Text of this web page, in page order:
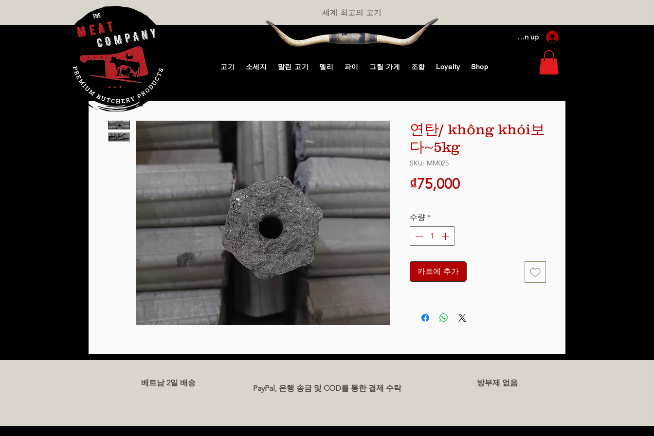
세계 최고의 고기
Log In / Sign up
고기 소세지 말린 고기 델리 파이 그릴 가게 조항 Loyalty Shop
연탄/ không khói보
다~5kg
SKU: MM025
₫75,000가
수량 *
카트에 추가
베트남 2일 배송
PayPal, 은행 송금 및 COD를 통한 결제 수락
방부제 없음